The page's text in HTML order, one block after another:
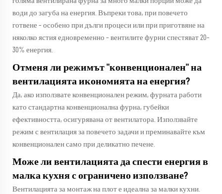
води до загуба на енергия. Въпреки това, при повечето
готвене – особено при дълги процеси или при приготвяне на
няколко ястия едновременно – вентилите фурни спестяват 20–
30% енергия.
Отменя ли режимът "конвенционален" на
вентилацията икономията на енергия?
Да, ако използвате конвенционален режим, фурната работи
като стандартна конвенционална фурна, губейки
ефективността, осигурявана от вентилатора. Използвайте
режим с вентилация за повечето задачи и преминавайте към
конвенционален само при деликатно печене.
Може ли вентилацията да спести енергия в
малка кухня с ограничено използване?
Вентилацията за монтаж на плот е идеална за малки кухни.